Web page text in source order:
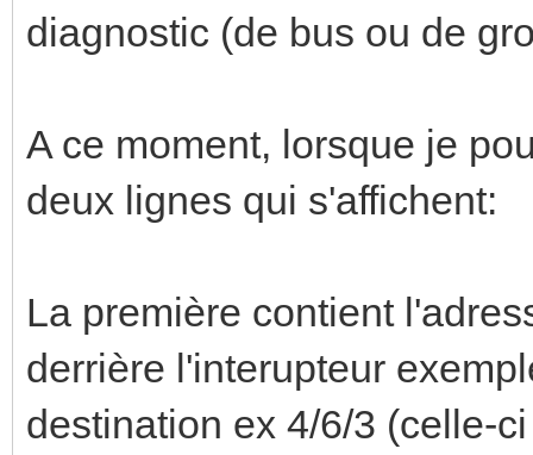
diagnostic (de bus ou de
A ce moment, lorsque je
deux lignes qui s'affichent:
La première contient
derrière l'interupteur
destination ex 4/6/3 (celle-